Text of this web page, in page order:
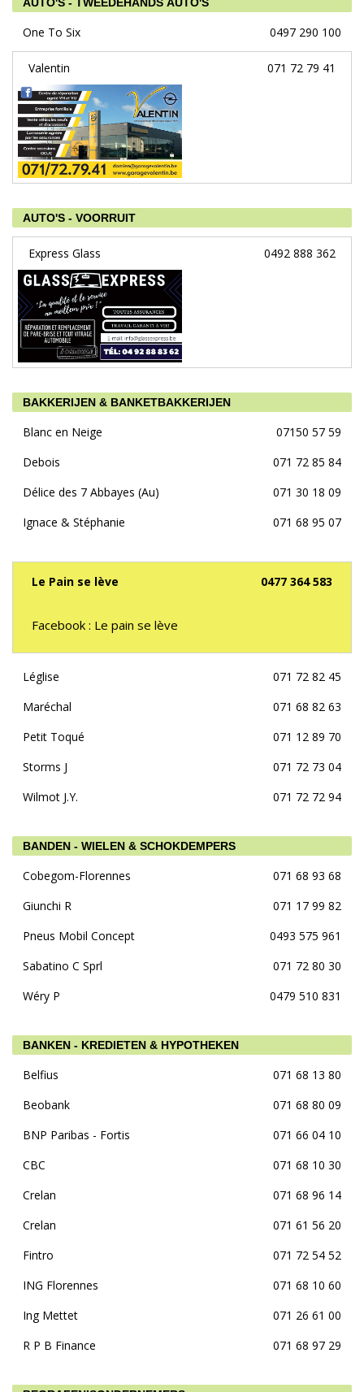
One To Six 0497 290 100
Valentin 071 72 79 41
AUTO'S - VOORRUIT
Express Glass 0492 888 362
BAKKERIJEN & BANKETBAKKERIJEN
Blanc en Neige
07150 57 59
Debois
071 72 85 84
Délice des 7 Abbayes (Au)
071 30 18 09
Ignace & Stéphanie
071 68 95 07
Le Pain se lève 0477 364 583
Facebook : Le pain se lève
Léglise
071 72 82 45
Maréchal
071 68 82 63
Petit Toqué
071 12 89 70
Storms J
071 72 73 04
Wilmot J.Y.
071 72 72 94
BANDEN - WIELEN & SCHOKDEMPERS
Cobegom-Florennes
071 68 93 68
Giunchi R
071 17 99 82
Pneus Mobil Concept
0493 575 961
Sabatino C Sprl
071 72 80 30
Wéry P
0479 510 831
BANKEN - KREDIETEN & HYPOTHEKEN
Belfius
071 68 13 80
Beobank
071 68 80 09
BNP Paribas - Fortis
071 66 04 10
CBC
071 68 10 30
Crelan
071 68 96 14
Crelan
071 61 56 20
Fintro
071 72 54 52
ING Florennes
071 68 10 60
Ing Mettet
071 26 61 00
R P B Finance
071 68 97 29